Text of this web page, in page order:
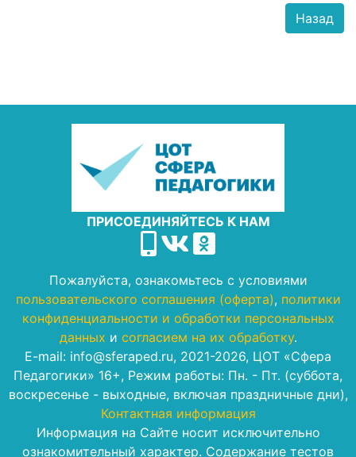
Назад
ПРИСОЕДИНЯЙТЕСЬ К НАМ
Пожалуйста, ознакомьтесь с условиями
пользовательского соглашения (оферта), политики
конфиденциальности и обработки персональных
данных и согласием на их обработку.
E-mail: info@sferaped.ru, 2021-2026, ЦОТ «Сфера
Педагогики» 16+, Режим работы: Пн. - Пт. (суббота,
воскресенье - выходные, включая праздничные дни),
Контактная информация
Информация на Сайте носит исключительно
ознакомительный характер. Содержание тестов